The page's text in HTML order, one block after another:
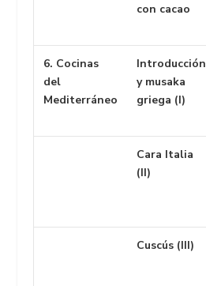
con cacao
6. Cocinas
del
Mediterráneo
Introducción
y musaka
griega (I)
Cara Italia
(II)
Cuscús (III)